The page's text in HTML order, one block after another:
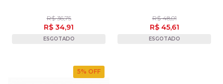
R$ 36,75
R$ 34,91
ESGOTADO
R$ 48,01
R$ 45,61
ESGOTADO
5% OFF